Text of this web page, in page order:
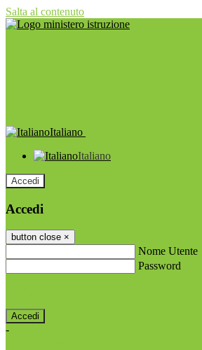
Salta al contenuto
Italiano
Italiano
Accedi
Accedi
button close ×
Nome Utente
Password
-